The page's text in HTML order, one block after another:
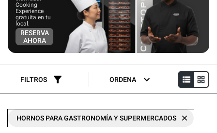
Cooking
Experience
gratuita en tu
local.
RESERVA
AHORA
FILTROS ORDENA
HORNOS PARA GASTRONOMÍA Y SUPERMERCADOS